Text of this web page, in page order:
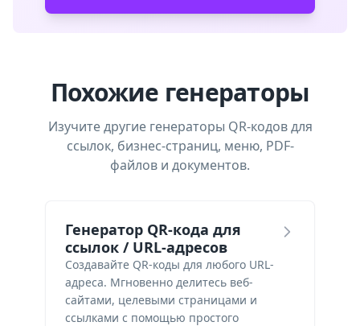
Похожие генераторы
Изучите другие генераторы QR-кодов для
ссылок, бизнес-страниц, меню, PDF-
файлов и документов.
Генератор QR-кода для
ссылок / URL-адресов
Создавайте QR-коды для любого URL-
адреса. Мгновенно делитесь веб-
сайтами, целевыми страницами и
ссылками с помощью простого